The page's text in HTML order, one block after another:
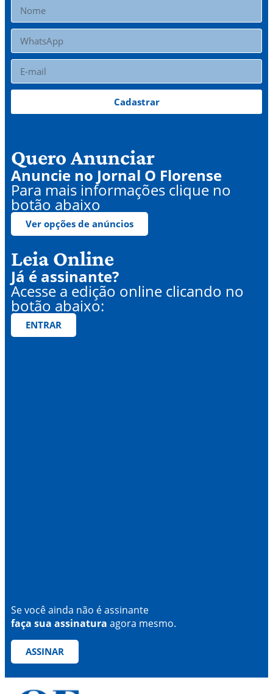
Cadastrar
Quero Anunciar
Anuncie no Jornal O Florense
Para mais informações clique no
botão abaixo
Ver opções de anúncios
Leia Online
Já é assinante?
Acesse a edição online clicando no
botão abaixo:
ENTRAR
Se você ainda não é assinante
faça sua assinatura agora mesmo.
ASSINAR